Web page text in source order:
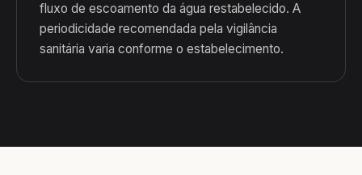
fluxo de escoamento da água restabelecido. A
periodicidade recomendada pela vigilância
sanitária varia conforme o estabelecimento.